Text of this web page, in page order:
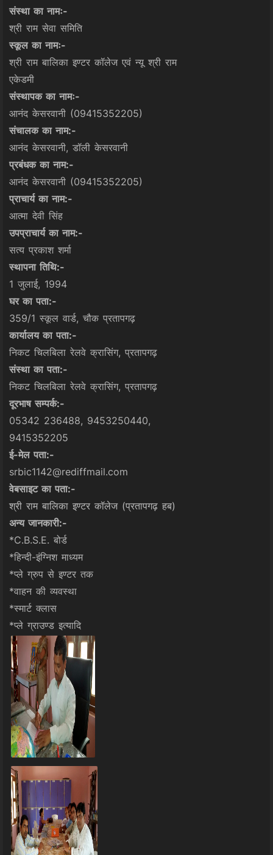
संस्था का नामः-
श्री राम सेवा समिति
स्कूल का नामः-
श्री राम बालिका इण्टर कॉलेज एवं न्यू श्री राम
एकेडमी
संस्थापक का नामः-
आनंद केसरवानी (09415352205)
संचालक का नाम:-
आनंद केसरवानी, डॉली केसरवानी
प्रबंधक का नाम:-
आनंद केसरवानी (09415352205)
प्राचार्य का नाम:-
आत्मा देवी सिंह
उपप्राचार्य का नाम:-
सत्य प्रकाश शर्मा
स्थापना तिथि:-
1 जुलाई, 1994
घर का पता:-
359/1 स्कूल वार्ड, चौक प्रतापगढ़
कार्यालय का पता:-
निकट चिलबिला रेलवे क्रासिंग, प्रतापगढ़
संस्था का पता:-
निकट चिलबिला रेलवे क्रासिंग, प्रतापगढ़
दूरभाष सम्पर्क:-
05342 236488, 9453250440,
9415352205
ई-मेल पता:-
srbic1142@rediffmail.com
वेबसाइट का पता:-
श्री राम बालिका इण्टर कॉलेज (प्रतापगढ़ हब)
अन्य जानकारी:-
*C.B.S.E. बोर्ड
*हिन्दी-इंग्निश माध्यम
*प्ले ग्रुप से इण्टर तक
*वाहन की व्यवस्था
*स्मार्ट क्लास
*प्ले ग्राउण्ड इत्यादि